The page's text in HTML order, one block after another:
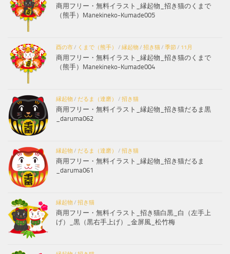
商用フリー・無料イラスト_縁起物_招き猫のくまで
（熊手）Manekineko-Kumade005
酉の市/ くまで（熊手） / 縁起物/ 招き猫/ 季節/ 11月
商用フリー・無料イラスト_縁起物_招き猫のくまで
（熊手）Manekineko-Kumade004
縁起物/ だるま（達磨） / 招き猫
商用フリー・無料イラスト_縁起物_招き猫だるま黒
_daruma062
縁起物/ だるま（達磨） / 招き猫
商用フリー・無料イラスト_縁起物_招き猫だるま
_daruma061
縁起物/ 招き猫
商用フリー・無料イラスト_招き猫白黒_白（左手上
げ）_黒（黒右手上げ）_金屏風_松竹梅